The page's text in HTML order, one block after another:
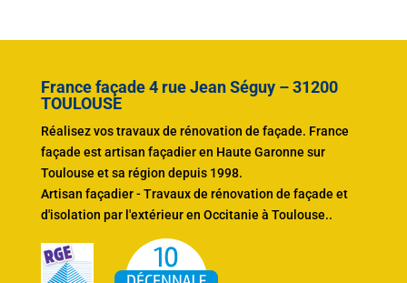
France façade 4 rue Jean Séguy – 31200
TOULOUSE
Réalisez vos travaux de rénovation de façade. France
façade est artisan façadier en Haute Garonne sur
Toulouse et sa région depuis 1998.
Artisan façadier - Travaux de rénovation de façade et
d'isolation par l'extérieur en Occitanie à Toulouse..